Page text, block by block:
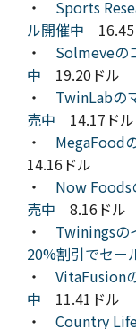
・ Sports
ル開催中
・ Solmeveの
中 19.20ドル
・ TwinLabの
売中 14.17ドル
・ MegaFood
14.16ドル
・ Now Foods
売中 8.16ドル
・ Twiningsの
20%割引でセー
・ VitaFusion
中 11.41ドル
・ Country